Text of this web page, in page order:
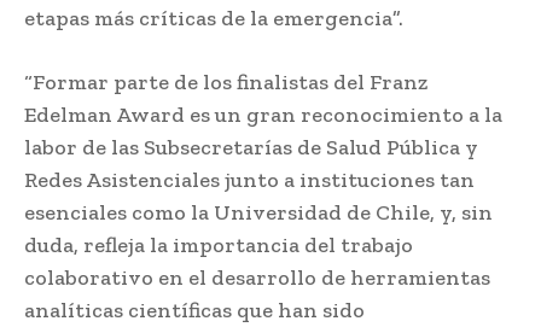
etapas más críticas de la emergencia”.
“Formar parte de los finalistas del Franz
Edelman Award es un gran reconocimiento a la
labor de las Subsecretarías de Salud Pública y
Redes Asistenciales junto a instituciones tan
esenciales como la Universidad de Chile, y, sin
duda, refleja la importancia del trabajo
colaborativo en el desarrollo de herramientas
analíticas científicas que han sido